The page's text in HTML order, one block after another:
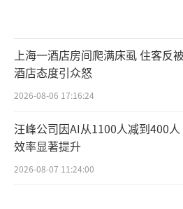
上海一酒店房间爬满床虱 住客反
酒店态度引众怒
2026-08-06 17:16:24
汪峰公司因AI从1100人减到400人
效率显著提升
2026-08-07 11:24:00